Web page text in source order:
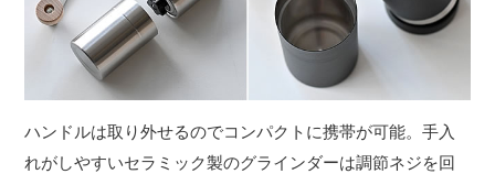
ハンドルは取り外せるのでコンパクトに携帯が可能。手入
れがしやすいセラミック製のグラインダーは調節ネジを回